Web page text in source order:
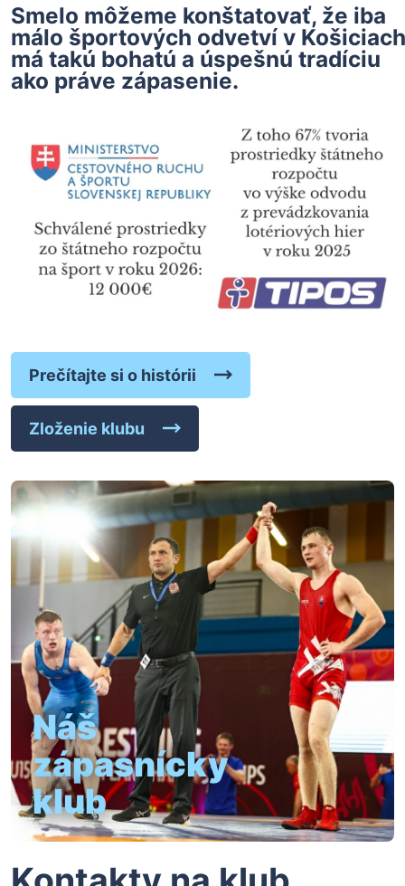
Smelo môžeme konštatovať, že iba
málo športových odvetví v Košiciach
má takú bohatú a úspešnú tradíciu
ako práve zápasenie.
Prečítajte si o histórii
Zloženie klubu
Náš
zápasnícky
klub